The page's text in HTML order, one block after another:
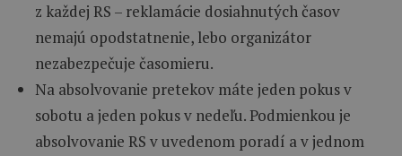
z každej RS – reklamácie dosiahnutých časov
nemajú opodstatnenie, lebo organizátor
nezabezpečuje časomieru.
Na absolvovanie pretekov máte jeden pokus v
sobotu a jeden pokus v nedeľu. Podmienkou je
absolvovanie RS v uvedenom poradí a v jednom